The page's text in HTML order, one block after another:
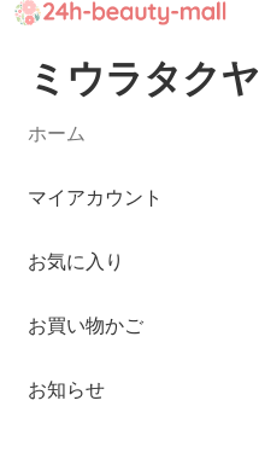
ナ
ビ
ゲ
シ
ン
キ
プ
コ
ン
テ
ツ
ス
プ
ミウラタクヤ
ホーム
マイアカウント
お気に入り
お買い物かご
お知らせ